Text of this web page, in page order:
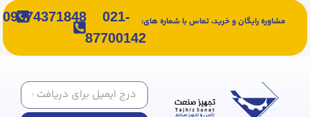
مشاوره رایگان و خرید، تماس با شماره های:
021-
87700142
09374371848